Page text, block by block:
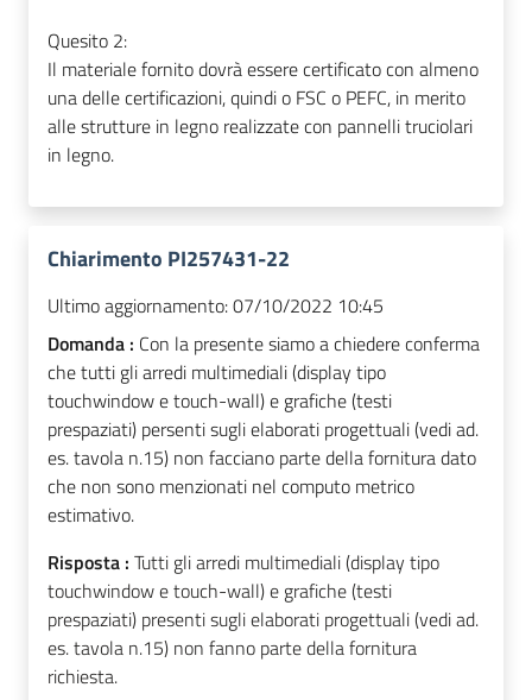
Quesito 2:
Il materiale fornito dovrà essere certificato con almeno
una delle certificazioni, quindi o FSC o PEFC, in merito
alle strutture in legno realizzate con pannelli truciolari
in legno.
Chiarimento PI257431-22
Ultimo aggiornamento:07/10/2022 10:45
Domanda : Con la presente siamo a chiedere conferma
che tutti gli arredi multimediali (display tipo
touchwindow e touch-wall) e grafiche (testi
prespaziati) persenti sugli elaborati progettuali (vedi ad.
es. tavola n.15) non facciano parte della fornitura dato
che non sono menzionati nel computo metrico
estimativo.
Risposta : Tutti gli arredi multimediali (display tipo
touchwindow e touch-wall) e grafiche (testi
prespaziati) presenti sugli elaborati progettuali (vedi ad.
es. tavola n.15) non fanno parte della fornitura
richiesta.